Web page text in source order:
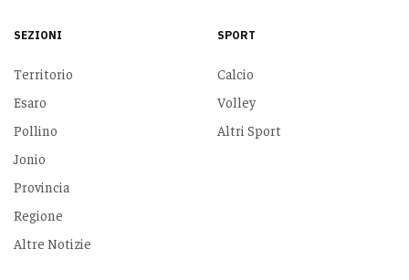
SEZIONI
Territorio
Esaro
Pollino
Jonio
Provincia
Regione
Altre Notizie
SPORT
Calcio
Volley
Altri Sport